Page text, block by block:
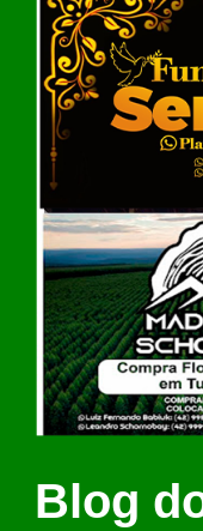
Blog